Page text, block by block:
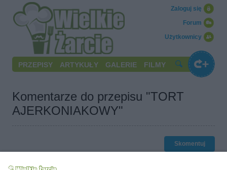
Użytkownicy
Forum
Zaloguj się
PRZEPISY ARTYKUŁY GALERIE FILMY
Komentarze do przepisu "TORT
AJERKONIAKOWY"
Skomentuj